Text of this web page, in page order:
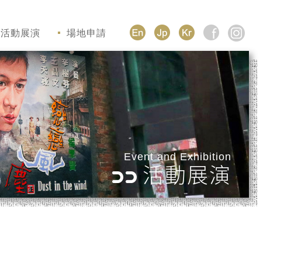
活動展演 場地申請
Event and Exhibition
活動展演